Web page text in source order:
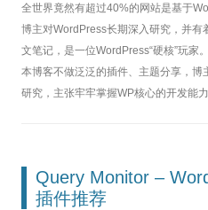
前端
杂项
全世界竟然有超过40%的网站是基于
博主对WordPress长期深入研究，并
文笔记，是一位WordPress“硬核”玩家。
本博客不做泛泛的插件、主题分享，
研究，主张牢牢掌握WP核心的开发能
Query Monitor –
插件推荐